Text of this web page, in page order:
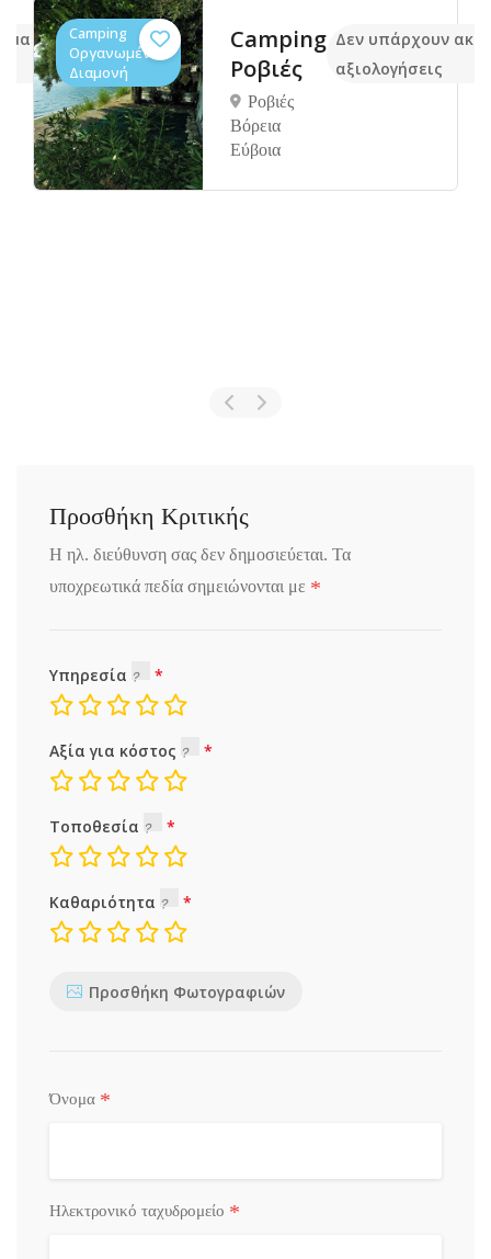
Camping
Οργανωμένο,
Διαμονή
Camping
Ροβιές
Ροβιές
Βόρεια
Εύβοια
Δεν υπάρχουν
αξιολογήσεις
Προσθήκη Κριτικής
Η ηλ. διεύθυνση σας δεν δημοσιεύεται. Τα
υποχρεωτικά πεδία σημειώνονται με *
Υπηρεσία
Αξία για κόστος
Τοποθεσία
Καθαριότητα
Προσθήκη Φωτογραφιών
Όνομα *
Ηλεκτρονικό ταχυδρομείο *